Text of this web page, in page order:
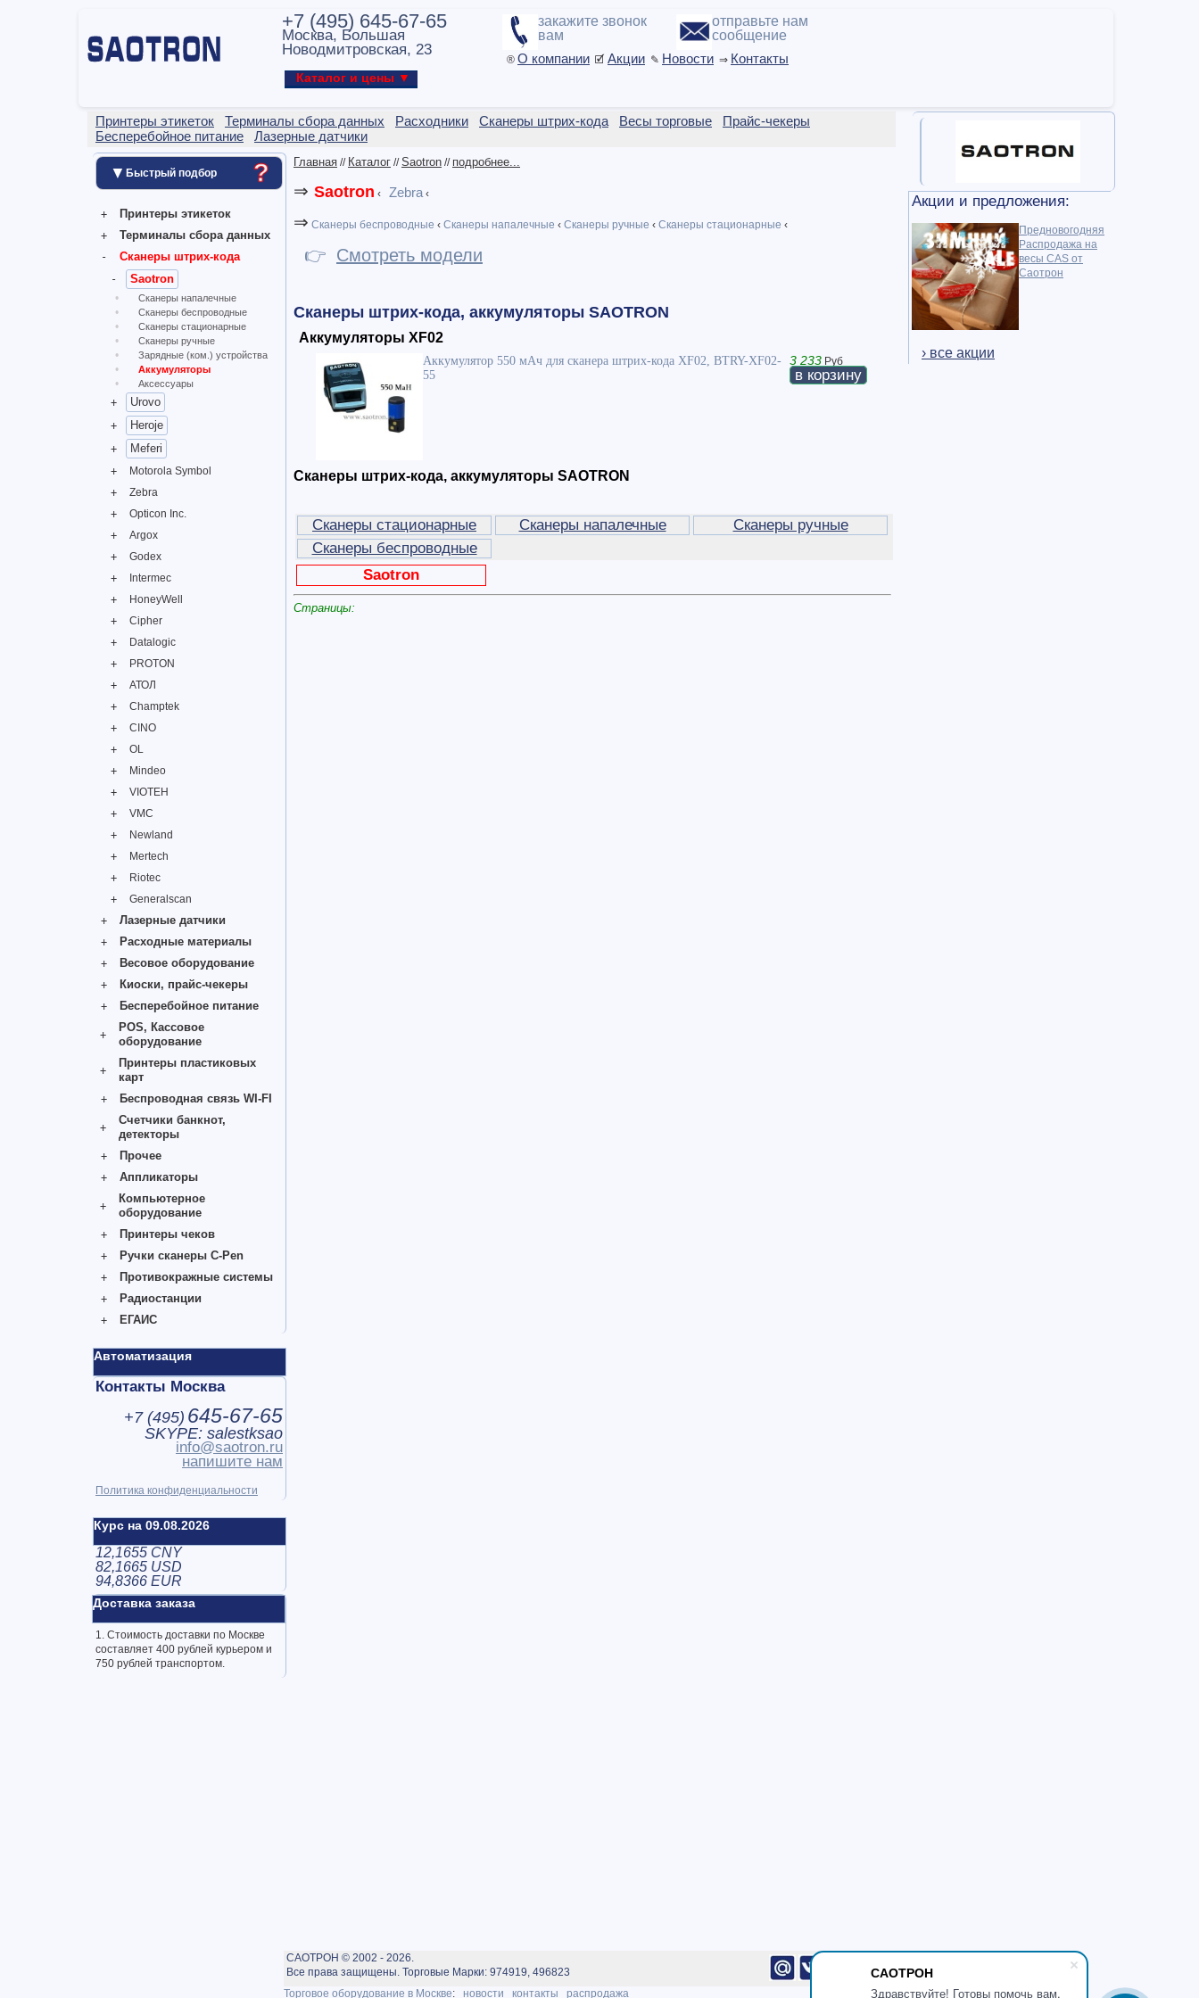
САОТРОН
Здравствуйте! Готовы помочь вам.
+7 (495) 645-67-65
Москва, Большая
Новодмитровская, 23
Каталог и цены ▼
закажите звонок
вам
отправьте нам
сообщение
® О компании 🗹 Акции ✎ Новости ⇒ Контакты
Акции и предложения:
Предновогодняя
Распродажа на
весы CAS от
Саотрон
› все акции
Принтеры этикеток Терминалы сбора данных Расходники Сканеры штрих-кода Весы торговые
Прайс-чекеры
Бесперебойное питание
Лазерные датчики
▼ Быстрый подбор ?
Принтеры этикеток
Терминалы сбора данных
Сканеры штрих-кода
Saotron
Сканеры напалечные
Сканеры беспроводные
Сканеры стационарные
Сканеры ручные
Зарядные (ком.) устройства
Аккумуляторы
Аксессуары
Urovo
Heroje
Meferi
Motorola Symbol
Zebra
Opticon Inc.
Argox
Godex
Intermec
HoneyWell
Cipher
Datalogic
PROTON
АТОЛ
Champtek
CINO
OL
Mindeo
VIOTEH
VMC
Newland
Mertech
Riotec
Generalscan
Лазерные датчики
Расходные материалы
Весовое оборудование
Киоски, прайс-чекеры
Бесперебойное питание
POS, Кассовое
оборудование
Принтеры пластиковых
карт
Беспроводная связь WI-FI
Счетчики банкнот,
детекторы
Прочее
Аппликаторы
Компьютерное
оборудование
Принтеры чеков
Ручки сканеры C-Pen
Противокражные системы
Радиостанции
ЕГАИС
Автоматизация
Контакты Москва
+7 (495) 645-67-65
SKYPE: salestksao
info@saotron.ru
напишите нам
Политика конфиденциальности
Курс на 09.08.2026
12,1655 CNY
82,1665 USD
94,8366 EUR
Доставка заказа
1. Стоимость доставки по Москве
составляет 400 рублей курьером и
750 рублей транспортом.
Главная // Каталог //Saotron // подробнее...
⇒ Saotron ‹ Zebra‹
⇒ Сканеры беспроводные ‹ Сканеры напалечные ‹ Сканеры ручные ‹ Сканеры стационарные ‹
👉 Смотреть модели
Сканеры штрих-кода, аккумуляторы SAOTRON
Аккумуляторы XF02
Аккумулятор 550 мАч для сканера штрих-кода XF02, BTRY-XF02-
55
3 233 Руб
в корзину
Сканеры штрих-кода, аккумуляторы SAOTRON
Сканеры стационарные Сканеры напалечные
Сканеры ручные
Сканеры беспроводные
Saotron
Страницы:
САОТРОН © 2002 - 2026.
Все права защищены. Торговые Марки: 974919, 496823
Торговое оборудование в Москве: новости контакты распродажа